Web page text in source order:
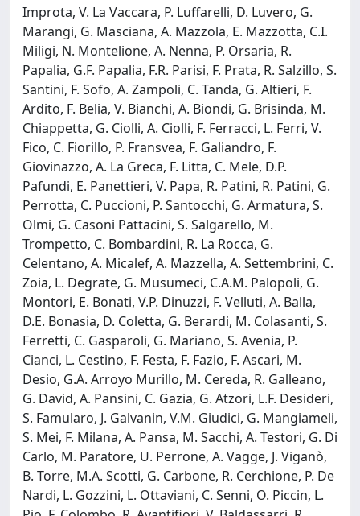
Improta, V. La Vaccara, P. Luffarelli, D. Luvero, G.
Marangi, G. Masciana, A. Mazzola, E. Mazzotta, C.I.
Miligi, N. Montelione, A. Nenna, P. Orsaria, R.
Papalia, G.F. Papalia, F.R. Parisi, F. Prata, R. Salzillo, S.
Santini, F. Sofo, A. Zampoli, C. Tanda, G. Altieri, F.
Ardito, F. Belia, V. Bianchi, A. Biondi, G. Brisinda, M.
Chiappetta, G. Ciolli, A. Ciolli, F. Ferracci, L. Ferri, V.
Fico, C. Fiorillo, P. Fransvea, F. Galiandro, F.
Giovinazzo, A. La Greca, F. Litta, C. Mele, D.P.
Pafundi, E. Panettieri, V. Papa, R. Patini, R. Patini, G.
Perrotta, C. Puccioni, P. Santocchi, G. Armatura, S.
Olmi, G. Casoni Pattacini, S. Salgarello, M.
Trompetto, C. Bombardini, R. La Rocca, G.
Celentano, A. Micalef, A. Mazzella, A. Settembrini, C.
Zoia, L. Degrate, G. Musumeci, C.A.M. Palopoli, G.
Montori, E. Bonati, V.P. Dinuzzi, F. Velluti, A. Balla,
D.E. Bonasia, D. Coletta, G. Berardi, M. Colasanti, S.
Ferretti, C. Gasparoli, G. Mariano, S. Avenia, P.
Cianci, L. Cestino, F. Festa, F. Fazio, F. Ascari, M.
Desio, G.A. Arroyo Murillo, M. Cereda, R. Galleano,
G. David, A. Pansini, C. Gazia, G. Atzori, L.F. Desideri,
S. Famularo, J. Galvanin, V.M. Giudici, G. Mangiameli,
S. Mei, F. Milana, A. Pansa, M. Sacchi, A. Testori, G. Di
Carlo, M. Paratore, U. Perrone, A. Vagge, J. Viganò,
B. Torre, M.A. Scotti, G. Carbone, R. Cerchione, P. De
Nardi, L. Gozzini, L. Ottaviani, C. Senni, O. Piccin, L.